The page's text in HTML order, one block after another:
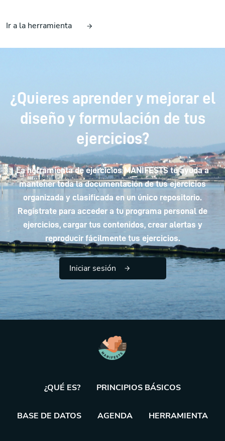
Ir a la herramienta
¿Quieres aprender y mejorar el
diseño y formulación de tus
ejercicios?
La herramienta de ejercicios MANIFESTS te ayuda a
mantener toda la documentación de tus ejercicios
organizada y clasificada en un único repositorio.
Regístrate para acceder a tu programa personal de
ejercicios, cargar tus contenidos, crear alertas y
reproducir fácilmente tus ejercicios.
Iniciar sesión
¿QUÉ ES? PRINCIPIOS BÁSICOS
BASE DE DATOS AGENDA HERRAMIENTA